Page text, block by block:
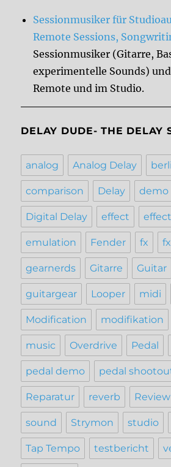
Sessionmusiker für
Remote Sessions,
Sessionmusiker (Gitarre,
experimentelle Sounds)
Remote und im Studio.
DELAY DUDE- THE DELAY
analog Analog Delay
comparison Delay demo
Digital Delay effect
emulation Fender fx
gearnerds Gitarre Guitar
guitargear Looper midi
Modification modifikation
music Overdrive Pedal
pedal demo pedal
Reparatur reverb Review
sound Strymon studio
Tap Tempo testbericht